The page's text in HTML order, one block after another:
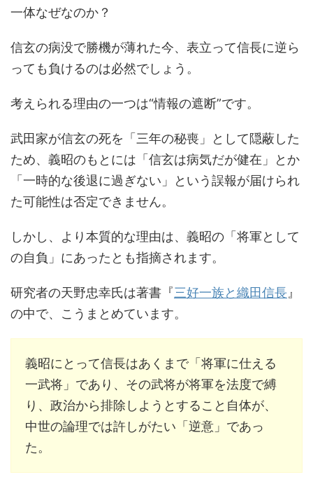
一体なぜなのか？
信玄の病没で勝機が薄れた今、表立って信長に逆ら
っても負けるのは必然でしょう。
考えられる理由の一つは“情報の遮断”です。
武田家が信玄の死を「三年の秘喪」として隠蔽した
ため、義昭のもとには「信玄は病気だが健在」とか
「一時的な後退に過ぎない」という誤報が届けられ
た可能性は否定できません。
しかし、より本質的な理由は、義昭の「将軍として
の自負」にあったとも指摘されます。
研究者の天野忠幸氏は著書『三好一族と織田信長』
の中で、こうまとめています。
義昭にとって信長はあくまで「将軍に仕える
一武将」であり、その武将が将軍を法度で縛
り、政治から排除しようとすること自体が、
中世の論理では許しがたい「逆意」であっ
た。